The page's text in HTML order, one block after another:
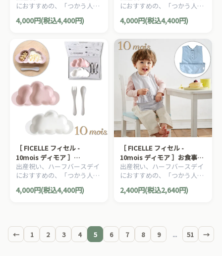
プレートセット フレンチバニ
ラ 日本製 お食い初め ベビー
食器 カトラリー 抗菌 電子レ
におすすめの、「つかう人が
本当に笑顔になれるモノ」を
大切に出産準備グッズ、
ビー用品です。
4,000円(税込4,400円)
プレートセット ブルー 日本
製 お食い初め ベビー食器 カ
トラリー 抗菌 バイオマス 電
におすすめの、「つかう人が
本当に笑顔になれるモノ」を
大切に出産準備グッズ、
ビー用品です。
4,000円(税込4,400円)
［ FICELLE フィセル -
10mois ディモア ］
mamamanma マママンマ
プレートセット ピンク 日本
製 お食い初め ベビー食器 カ
トラリー 抗菌 バイオマス 電
出産祝い、ハーフバースデイ
におすすめの、「つかう人が
本当に笑顔になれるモノ」を
大切に出産準備グッズ、
4,000円(税込4,400円)
［ FICELLE フィセル -
10mois ディモア ］お食事ポ
ーチロン 袖なし ブルー 日本
製 撥水 お出かけ
出産祝い、ハーフバースデイ
におすすめの、「つかう人が
本当に笑顔になれるモノ」を
大切に出産準備グッズ、
2,400円(税込2,640円)
← 1 2 3 4 5 6 7 8 9 ... 51 →